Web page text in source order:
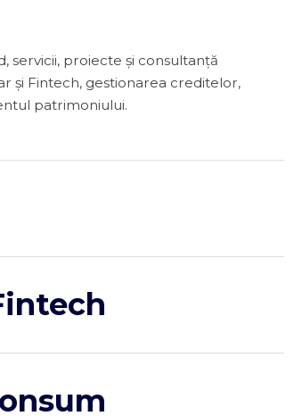
servicii, proiecte și consultanță
și Fintech, gestionarea creditelor,
patrimoniului.
BPO.